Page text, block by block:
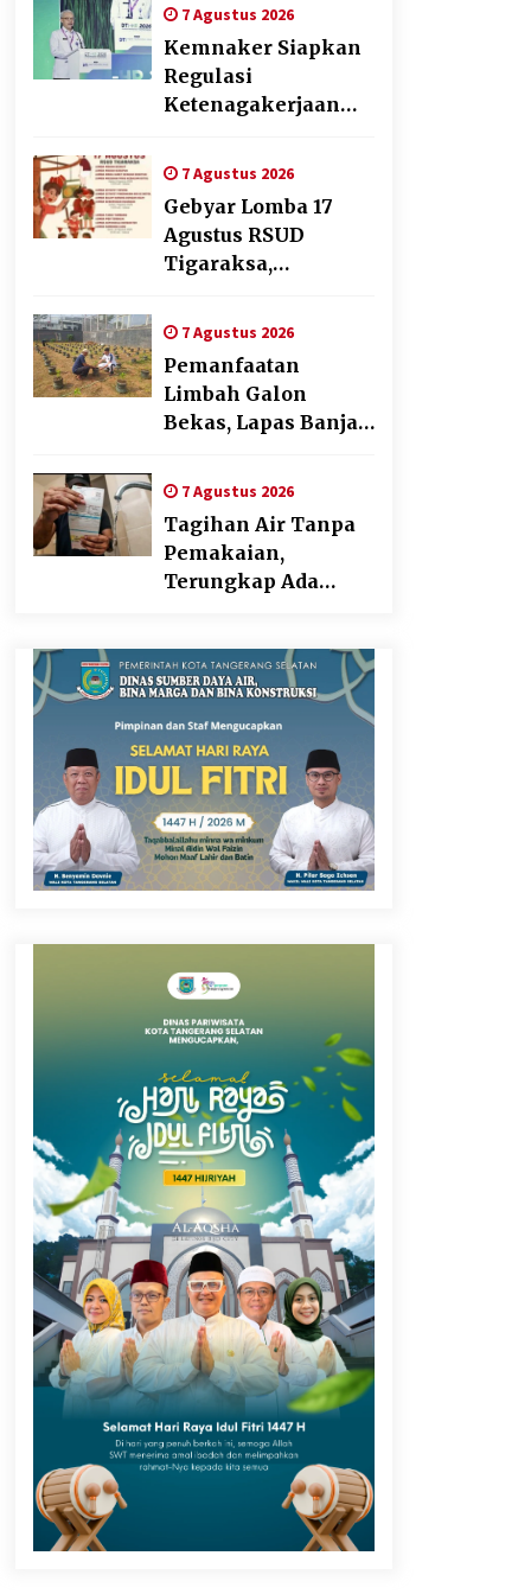
Digital
7 Agustus 2026
Kemnaker Siapkan
Regulasi
Ketenagakerjaan
dengan Tantangan
Dunia Kerja Modern
7 Agustus 2026
Gebyar Lomba 17
Agustus RSUD
Tigaraksa,
dengan Nuansa
Kebersamaan
7 Agustus 2026
Pemanfaatan
Limbah Galon
Bekas, Lapas Banjar
Cabai Dukung
Program Ketahanan
Pangan
7 Agustus 2026
Tagihan Air Tanpa
Pemakaian,
Terungkap Ada
Perumdam TKR
Didesak Transparan